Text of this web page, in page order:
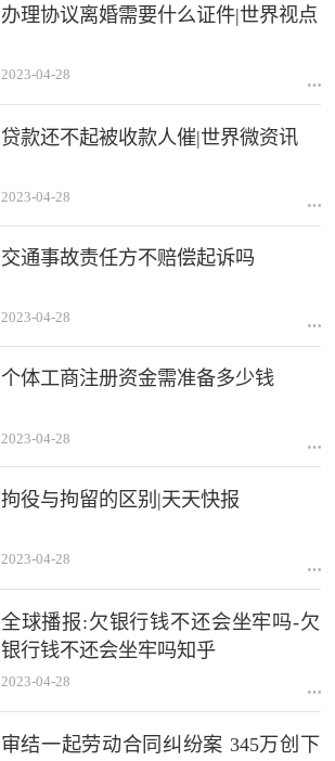
办理协议离婚需要什么证件|世界视点
2023-04-28
贷款还不起被收款人催|世界微资讯
2023-04-28
交通事故责任方不赔偿起诉吗
2023-04-28
个体工商注册资金需准备多少钱
2023-04-28
拘役与拘留的区别|天天快报
2023-04-28
全球播报:欠银行钱不还会坐牢吗-欠
银行钱不还会坐牢吗知乎
2023-04-28
审结一起劳动合同纠纷案 345万创下